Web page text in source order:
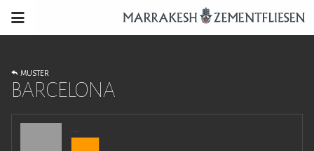
MUSTER
BARCELONA